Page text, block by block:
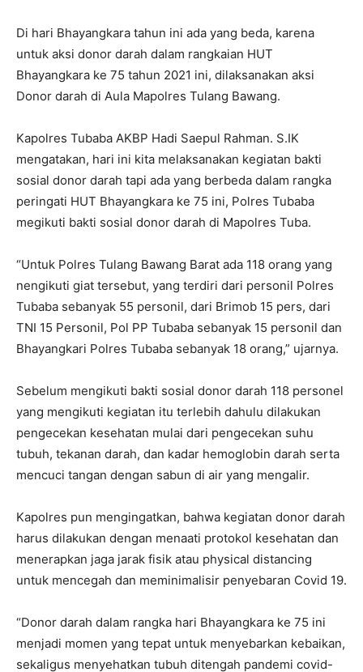
Di hari Bhayangkara tahun ini ada yang beda, karena
untuk aksi donor darah dalam rangkaian HUT
Bhayangkara ke 75 tahun 2021 ini, dilaksanakan aksi
Donor darah di Aula Mapolres Tulang Bawang.
Kapolres Tubaba AKBP Hadi Saepul Rahman. S.IK
mengatakan, hari ini kita melaksanakan kegiatan bakti
sosial donor darah tapi ada yang berbeda dalam rangka
peringati HUT Bhayangkara ke 75 ini, Polres Tubaba
megikuti bakti sosial donor darah di Mapolres Tuba.
“Untuk Polres Tulang Bawang Barat ada 118 orang yang
nengikuti giat tersebut, yang terdiri dari personil Polres
Tubaba sebanyak 55 personil, dari Brimob 15 pers, dari
TNI 15 Personil, Pol PP Tubaba sebanyak 15 personil dan
Bhayangkari Polres Tubaba sebanyak 18 orang,” ujarnya.
Sebelum mengikuti bakti sosial donor darah 118 personel
yang mengikuti kegiatan itu terlebih dahulu dilakukan
pengecekan kesehatan mulai dari pengecekan suhu
tubuh, tekanan darah, dan kadar hemoglobin darah serta
mencuci tangan dengan sabun di air yang mengalir.
Kapolres pun mengingatkan, bahwa kegiatan donor darah
harus dilakukan dengan menaati protokol kesehatan dan
menerapkan jaga jarak fisik atau physical distancing
untuk mencegah dan meminimalisir penyebaran Covid 19.
“Donor darah dalam rangka hari Bhayangkara ke 75 ini
menjadi momen yang tepat untuk menyebarkan kebaikan,
sekaligus menyehatkan tubuh ditengah pandemi covid-